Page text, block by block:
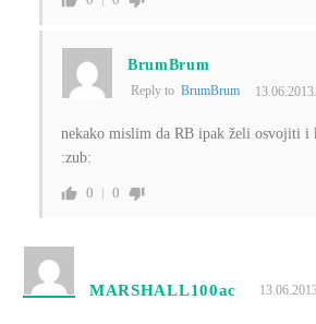
BrumBrum
Reply to BrumBrum
nekako mislim da RB ipak želi osvojiti i
:zub:
0 0
MARSHALL100ac